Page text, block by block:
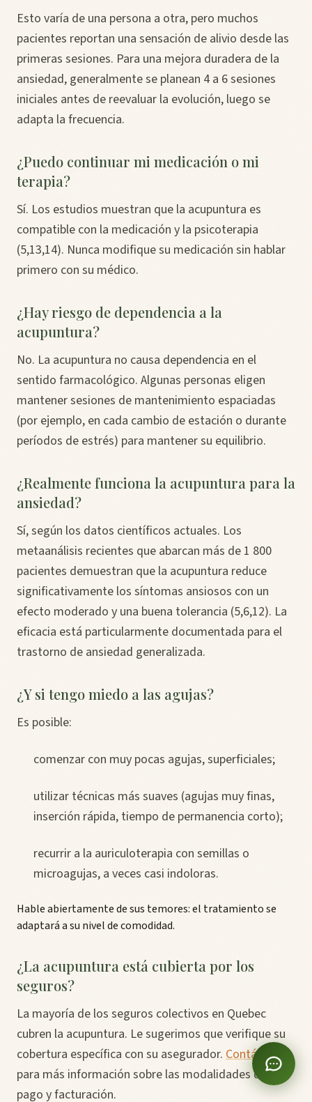
Esto varía de una persona a otra, pero muchos
pacientes reportan una sensación de alivio desde las
primeras sesiones. Para una mejora duradera de la
ansiedad, generalmente se planean 4 a 6 sesiones
iniciales antes de reevaluar la evolución, luego se
adapta la frecuencia.
¿Puedo continuar mi medicación o mi
terapia?
Sí. Los estudios muestran que la acupuntura es
compatible con la medicación y la psicoterapia
(5,13,14). Nunca modifique su medicación sin hablar
primero con su médico.
¿Hay riesgo de dependencia a la
acupuntura?
No. La acupuntura no causa dependencia en el
sentido farmacológico. Algunas personas eligen
mantener sesiones de mantenimiento espaciadas
(por ejemplo, en cada cambio de estación o durante
períodos de estrés) para mantener su equilibrio.
¿Realmente funciona la acupuntura para la
ansiedad?
Sí, según los datos científicos actuales. Los
metaanálisis recientes que abarcan más de 1 800
pacientes demuestran que la acupuntura reduce
significativamente los síntomas ansiosos con un
efecto moderado y una buena tolerancia (5,6,12). La
eficacia está particularmente documentada para el
trastorno de ansiedad generalizada.
¿Y si tengo miedo a las agujas?
Es posible:
comenzar con muy pocas agujas, superficiales;
utilizar técnicas más suaves (agujas muy finas,
inserción rápida, tiempo de permanencia corto);
recurrir a la auriculoterapia con semillas o
microagujas, a veces casi indoloras.
Hable abiertamente de sus temores: el tratamiento se
adaptará a su nivel de comodidad.
¿La acupuntura está cubierta por los
seguros?
La mayoría de los seguros colectivos en Quebec
cubren la acupuntura. Le sugerimos que verifique su
cobertura específica con su asegurador. Contáctenos
para más información sobre las modalidades de
pago y facturación.